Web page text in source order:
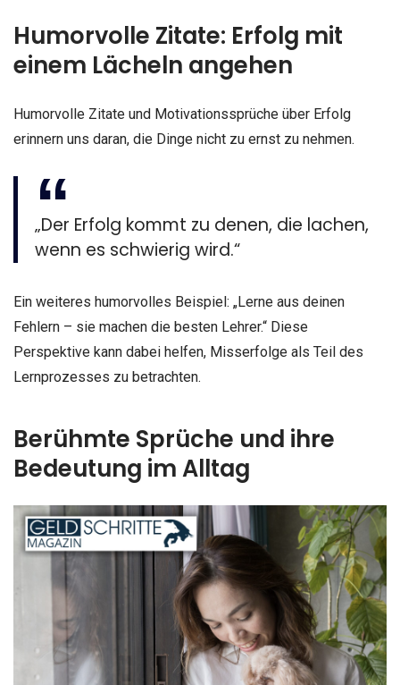
Humorvolle Zitate: Erfolg mit
einem Lächeln angehen
Humorvolle Zitate und Motivationssprüche über Erfolg
erinnern uns daran, die Dinge nicht zu ernst zu nehmen.
„Der Erfolg kommt zu denen, die lachen,
wenn es schwierig wird.“
Ein weiteres humorvolles Beispiel: „Lerne aus deinen
Fehlern – sie machen die besten Lehrer.“ Diese
Perspektive kann dabei helfen, Misserfolge als Teil des
Lernprozesses zu betrachten.
Berühmte Sprüche und ihre
Bedeutung im Alltag